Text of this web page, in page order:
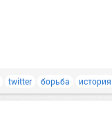
twitter борьба история